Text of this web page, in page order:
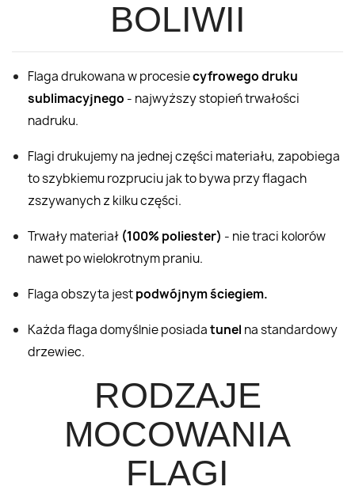
BOLIWII
Flaga drukowana w procesiecyfrowego druku
sublimacyjnego - najwyższy stopień trwałości
nadruku.
Flagi drukujemy na jednej części materiału, zapobiega
to szybkiemu rozpruciu jak to bywa przy flagach
zszywanych z kilku części.
Trwały materiał (100% poliester) - nie traci kolorów
nawet po wielokrotnym praniu.
Flaga obszyta jestpodwójnym ściegiem.
Każda flaga domyślnie posiadatunel na standardowy
drzewiec.
RODZAJE
MOCOWANIA
FLAGI